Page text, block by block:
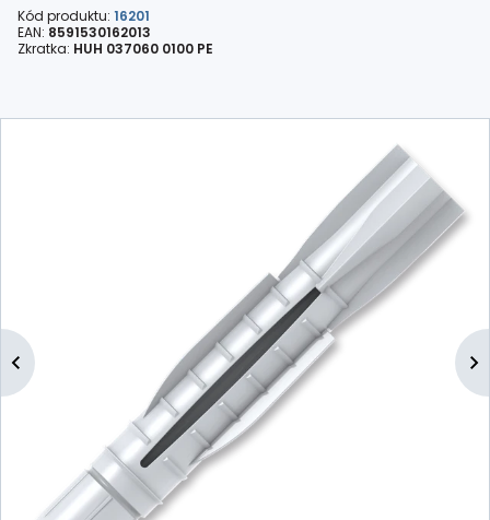
Kód produktu: 16201
EAN: 8591530162013
Zkratka: HUH 037060 0100 PE